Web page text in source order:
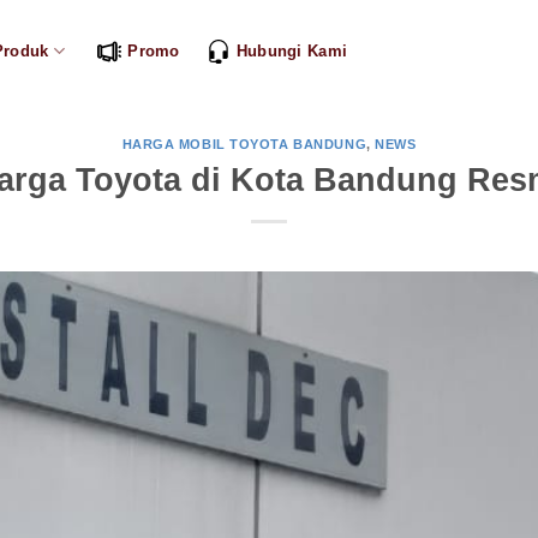
Promo Hubungi Kami
HARGA MOBIL TOYOTA BANDUNG,NEWS
Toyota di Kota Bandung